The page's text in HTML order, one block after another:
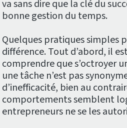
va sans dire que la clé du
bonne gestion du temps.
Quelques pratiques simples
différence. Tout d’abord, il
comprendre que s’octroyer
une tâche n’est pas
d’inefficacité, bien au
comportements semblent
entrepreneurs ne se les